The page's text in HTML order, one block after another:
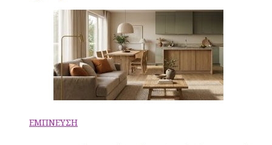
ΕΜΠΝΕΥΣΗ